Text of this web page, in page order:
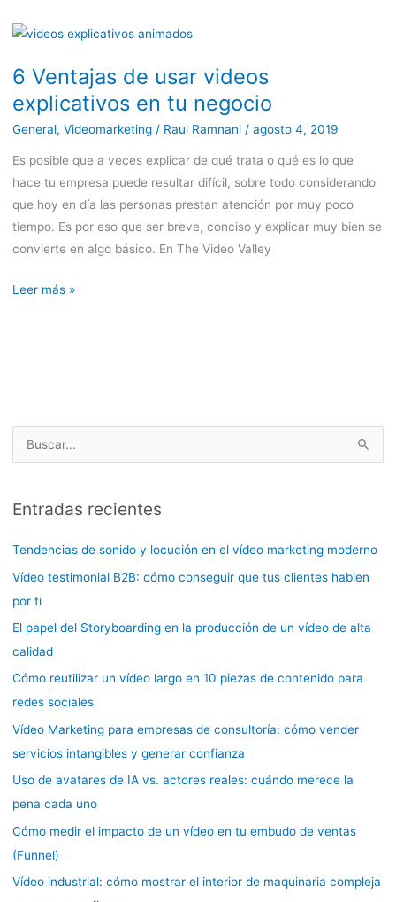
6 Ventajas de usar videos
explicativos en tu negocio
General, Videomarketing/ Raul Ramnani / agosto 4, 2019
Es posible que a veces explicar de qué trata o qué es lo que
hace tu empresa puede resultar difícil, sobre todo considerando
que hoy en día las personas prestan atención por muy poco
tiempo. Es por eso que ser breve, conciso y explicar muy bien se
convierte en algo básico. En The Video Valley
6
de
usar
en
tu
negocio
Leer más »
c
a
Entradas recientes
Tendencias de sonido y locución en el vídeo marketing moderno
Vídeo testimonial B2B: cómo conseguir que tus clientes hablen
por ti
El papel del Storyboarding en la producción de un vídeo de alta
calidad
Cómo reutilizar un vídeo largo en 10 piezas de contenido para
redes sociales
Vídeo Marketing para empresas de consultoría: cómo vender
servicios intangibles y generar confianza
Uso de avatares de IA vs. actores reales: cuándo merece la
pena cada uno
Cómo medir el impacto de un vídeo en tu embudo de ventas
(Funnel)
Vídeo industrial: cómo mostrar el interior de maquinaria compleja